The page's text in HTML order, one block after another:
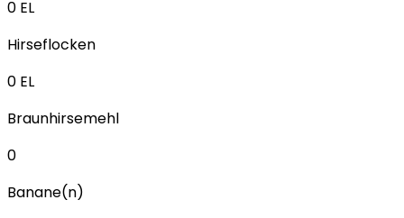
0 EL
Hirseflocken
0 EL
Braunhirsemehl
0
Banane(n)